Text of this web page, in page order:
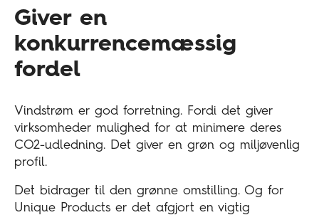
Giver en
konkurrencemæssig
fordel
Vindstrøm er god forretning. Fordi det giver
virksomheder mulighed for at minimere deres
CO2-udledning. Det giver en grøn og miljøvenlig
profil.
Det bidrager til den grønne omstilling. Og for
Unique Products er det afgjort en vigtig